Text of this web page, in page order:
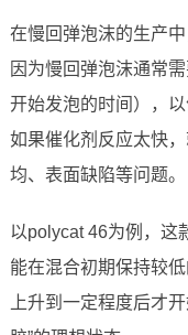
在慢回弹泡沫的生产
因为慢回弹泡沫通常
开始发泡的时间），
如果催化剂反应太快
均、表面缺陷等问题。
以polycat 46为例，这
能在混合初期保持较
上升到一定程度后才